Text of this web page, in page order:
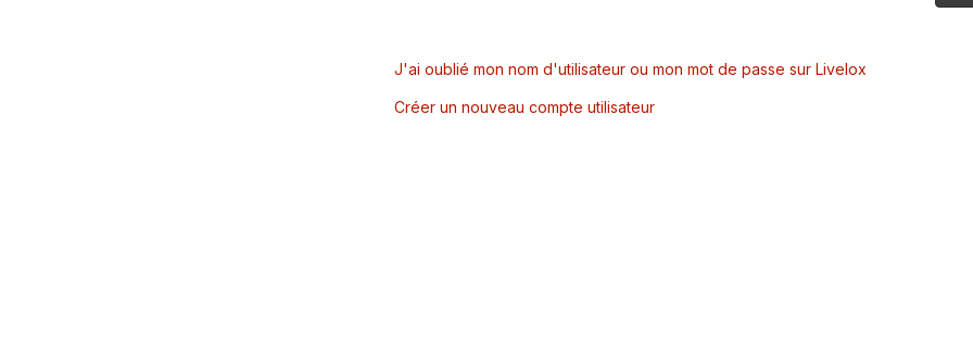
J'ai oublié mon nom d'utilisateur ou mon mot de passe sur Livelox
Créer un nouveau compte utilisateur